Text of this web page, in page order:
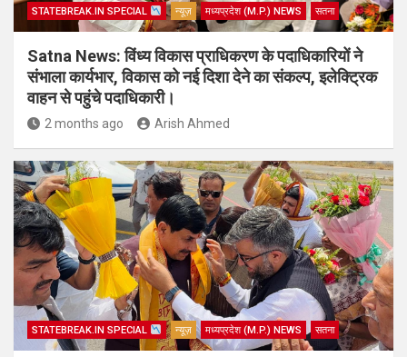
STATEBREAK.IN SPECIAL न्यूज़ मध्यप्रदेश (M.P.) NEWS सतना
Satna News: विंध्य विकास प्राधिकरण के पदाधिकारियों ने
संभाला कार्यभार, विकास को नई दिशा देने का संकल्प, इलेक्ट्रिक
वाहन से पहुंचे पदाधिकारी।
2 months ago Arish Ahmed
STATEBREAK.IN SPECIAL न्यूज़ मध्यप्रदेश (M.P.) NEWS सतना